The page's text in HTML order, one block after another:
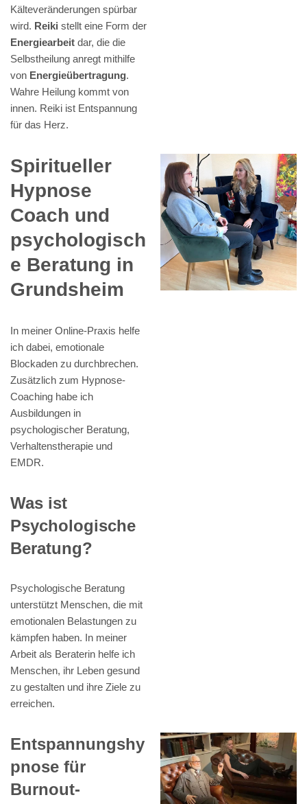
Kälteveränderungen spürbar
wird. Reiki stellt eine Form der
Energiearbeit dar, die die
Selbstheilung anregt mithilfe
von Energieübertragung.
Wahre Heilung kommt von
innen. Reiki ist Entspannung
für das Herz.
Spiritueller
Hypnose
Coach und
psychologisch
e Beratung in
Grundsheim
In meiner Online-Praxis helfe
ich dabei, emotionale
Blockaden zu durchbrechen.
Zusätzlich zum Hypnose-
Coaching habe ich
Ausbildungen in
psychologischer Beratung,
Verhaltenstherapie und
EMDR.
Was ist
Psychologische
Beratung?
Psychologische Beratung
unterstützt Menschen, die mit
emotionalen Belastungen zu
kämpfen haben. In meiner
Arbeit als Beraterin helfe ich
Menschen, ihr Leben gesund
zu gestalten und ihre Ziele zu
erreichen.
Entspannungshy
pnose für
Burnout-